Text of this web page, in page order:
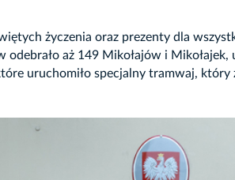
życzenia oraz prezenty dla
odebrało aż 149 Mikołajów i
uruchomiło specjalny tramwaj,